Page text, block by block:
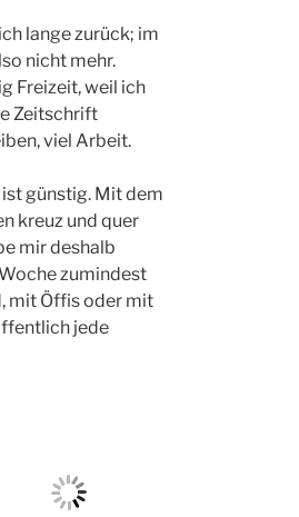
lange zurück; im
nicht mehr.
Freizeit, weil ich
Zeitschrift
viel Arbeit.
günstig. Mit dem
kreuz und quer
mir deshalb
zumindest
mit Öffis oder mit
jede